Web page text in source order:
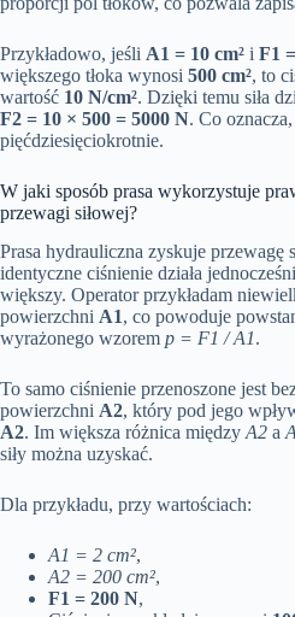
Przykładowo, jeśli A1 = 10 cm² i F1
większego tłoka wynosi 500 cm², to
wartość 10 N/cm². Dzięki temu siła
F2 = 10 × 500 = 5000 N. Co
pięćdziesięciokrotnie.
W jaki sposób prasa wykorzystuje
przewagi siłowej?
Prasa hydrauliczna zyskuje przewagę
identyczne ciśnienie działa
większy. Operator przykładam
powierzchni A1, co powoduje
wyrażonego wzorem p = F1 / A1.
To samo ciśnienie przenoszone jest
powierzchni A2, który pod jego
A2. Im większa różnica międzyA2 a
siły można uzyskać.
Dla przykładu, przy wartościach:
A1 = 2 cm²,
A2 = 200 cm²,
F1 = 200 N,